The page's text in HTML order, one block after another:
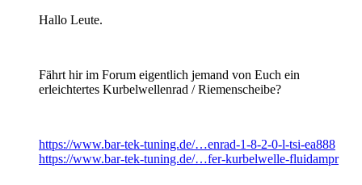
Hallo Leute.
Fährt hir im Forum eigentlich jemand von Euch ein
erleichtertes Kurbelwellenrad / Riemenscheibe?
https://www.bar-tek-tuning.de/…enrad-1-8-2-0-l-tsi-ea888
https://www.bar-tek-tuning.de/…fer-kurbelwelle-fluidampr